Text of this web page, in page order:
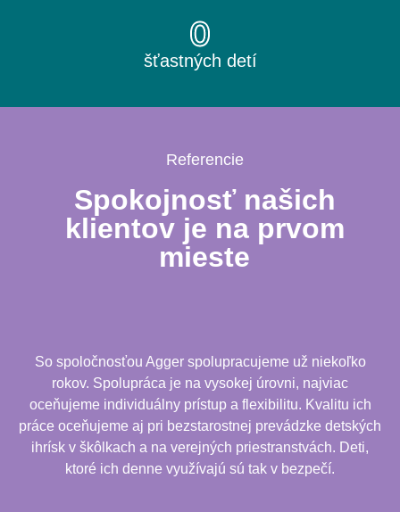
šťastných detí
0
Referencie
Spokojnosť našich
klientov je na prvom
mieste
So spoločnosťou Agger spolupracujeme už niekoľko
rokov. Spolupráca je na vysokej úrovni, najviac
oceňujeme individuálny prístup a flexibilitu. Kvalitu ich
práce oceňujeme aj pri bezstarostnej prevádzke detských
ihrísk v škôlkach a na verejných priestranstvách. Deti,
ktoré ich denne využívajú sú tak v bezpečí.